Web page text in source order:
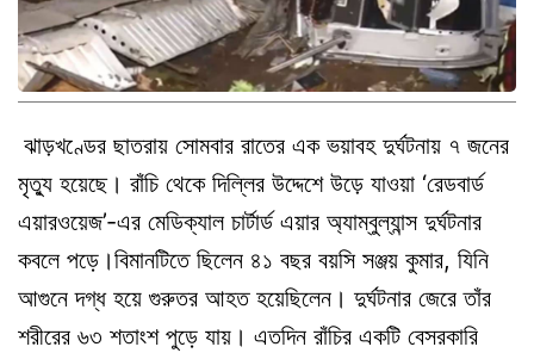
ঝাড়খণ্ডের ছাতরায় সোমবার রাতের এক ভয়াবহ দুর্ঘটনায় ৭ জনের
মৃত্যু হয়েছে। রাঁচি থেকে দিল্লির উদ্দেশে উড়ে যাওয়া ‘রেডবার্ড
এয়ারওয়েজ’-এর মেডিক্যাল চার্টার্ড এয়ার অ্যাম্বুল্যান্স দুর্ঘটনার
কবলে পড়ে।বিমানটিতে ছিলেন ৪১ বছর বয়সি সঞ্জয় কুমার, যিনি
আগুনে দগ্ধ হয়ে গুরুতর আহত হয়েছিলেন। দুর্ঘটনার জেরে তাঁর
শরীরের ৬৩ শতাংশ পুড়ে যায়। এতদিন রাঁচির একটি বেসরকারি